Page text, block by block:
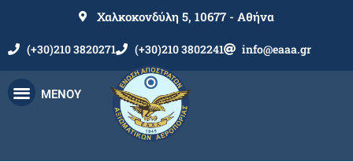
Χαλκοκονδύλη 5, 10677 - Αθήνα
(+30)210 3820271 (+30)210 3802241 info@eaaa.gr
ΜΕΝΟΥ